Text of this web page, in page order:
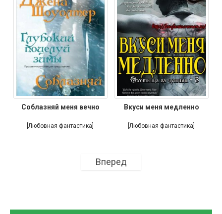
Соблазняй меня вечно
[Любовная фантастика]
Вкуси меня медленно
[Любовная фантастика]
Вперед